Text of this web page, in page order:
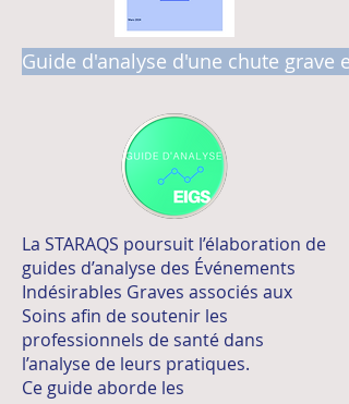
Guide d'analyse d'une chute grave
La STARAQS poursuit l’élaboration de
guides d’analyse des Événements
Indésirables Graves associés aux
Soins afin de soutenir les
professionnels de santé dans
l’analyse de leurs pratiques.
Ce guide aborde les